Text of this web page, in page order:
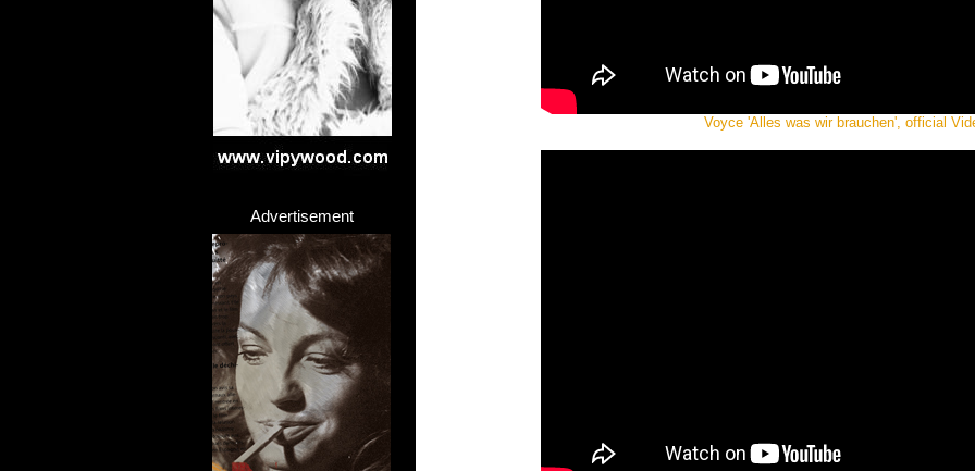
Advertisement
Voyce 'Alles was wir brauchen', official